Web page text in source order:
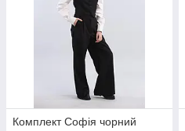
Комплект Софія чорний